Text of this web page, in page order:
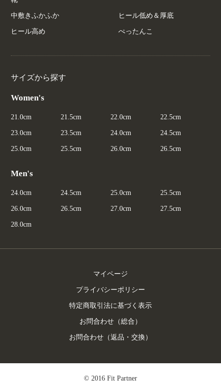
中敷きふかふか ヒール低め＆厚底
ヒール高め ぺったんこ
サイズから探す
Women's
21.0cm 21.5cm 22.0cm 22.5cm
23.0cm 23.5cm 24.0cm 24.5cm
25.0cm 25.5cm 26.0cm 26.5cm
Men's
24.0cm 24.5cm 25.0cm 25.5cm
26.0cm 26.5cm 27.0cm 27.5cm
28.0cm
マイページ
プライバシーポリシー
特定商取引法に基づく表示
お問合わせ（総合）
お問合わせ（返品・交換）
© 2016 Fit Partner